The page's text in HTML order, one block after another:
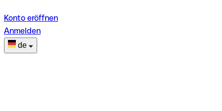
Konto eröffnen
Anmelden
de